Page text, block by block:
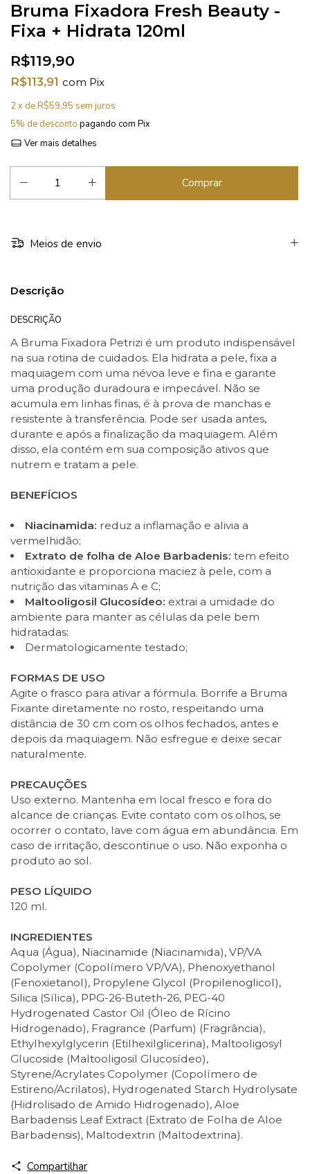
Bruma Fixadora Fresh Beauty -
Fixa + Hidrata 120ml
R$119,90
R$113,91 com Pix
2x deR$59,95 sem juros
5% de desconto pagando com Pix
Ver mais detalhes
Meios de envio
Descrição
DESCRIÇÃO
A Bruma Fixadora Petrizi é um produto indispensável
na sua rotina de cuidados. Ela hidrata a pele, fixa a
maquiagem com uma névoa leve e fina e garante
uma produção duradoura e impecável. Não se
acumula em linhas finas, é à prova de manchas e
resistente à transferência. Pode ser usada antes,
durante e após a finalização da maquiagem. Além
disso, ela contém em sua composição ativos que
nutrem e tratam a pele.
BENEFÍCIOS
Niacinamida: reduz a inflamação e alivia a
vermelhidão;
Extrato de folha de Aloe Barbadenis: tem efeito
antioxidante e proporciona maciez à pele, com a
nutrição das vitaminas A e C;
Maltooligosil Glucosídeo: extrai a umidade do
ambiente para manter as células da pele bem
hidratadas;
Dermatologicamente testado;
FORMAS DE USO
Agite o frasco para ativar a fórmula. Borrife a Bruma
Fixante diretamente no rosto, respeitando uma
distância de 30 cm com os olhos fechados, antes e
depois da maquiagem. Não esfregue e deixe secar
naturalmente.
PRECAUÇÕES
Uso externo. Mantenha em local fresco e fora do
alcance de crianças. Evite contato com os olhos, se
ocorrer o contato, lave com água em abundância. Em
caso de irritação, descontinue o uso. Não exponha o
produto ao sol.
PESO LÍQUIDO
120 ml.
INGREDIENTES
Aqua (Água), Niacinamide (Niacinamida), VP/VA
Copolymer (Copolímero VP/VA), Phenoxyethanol
(Fenoxietanol), Propylene Glycol (Propilenoglicol),
Silica (Sílica), PPG-26-Buteth-26, PEG-40
Hydrogenated Castor Oil (Óleo de Rícino
Hidrogenado), Fragrance (Parfum) (Fragrância),
Ethylhexylglycerin (Etilhexilglicerina), Maltooligosyl
Glucoside (Maltooligosil Glucosídeo),
Styrene/Acrylates Copolymer (Copolímero de
Estireno/Acrilatos), Hydrogenated Starch Hydrolysate
(Hidrolisado de Amido Hidrogenado), Aloe
Barbadensis Leaf Extract (Extrato de Folha de Aloe
Barbadensis), Maltodextrin (Maltodextrina).
Compartilhar